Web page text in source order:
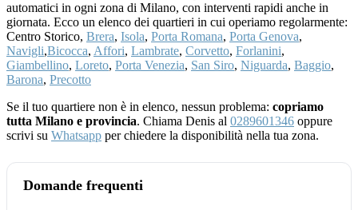
automatici in ogni zona di Milano, con interventi rapidi anche in
giornata. Ecco un elenco dei quartieri in cui operiamo regolarmente:
Centro Storico, Brera, Isola, Porta Romana, Porta Genova,
Navigli,Bicocca, Affori, Lambrate, Corvetto, Forlanini,
Giambellino, Loreto, Porta Venezia, San Siro, Niguarda, Baggio,
Barona, Precotto
Se il tuo quartiere non è in elenco, nessun problema: copriamo
tutta Milano e provincia. Chiama Denis al 0289601346 oppure
scrivi su Whatsapp per chiedere la disponibilità nella tua zona.
Domande frequenti